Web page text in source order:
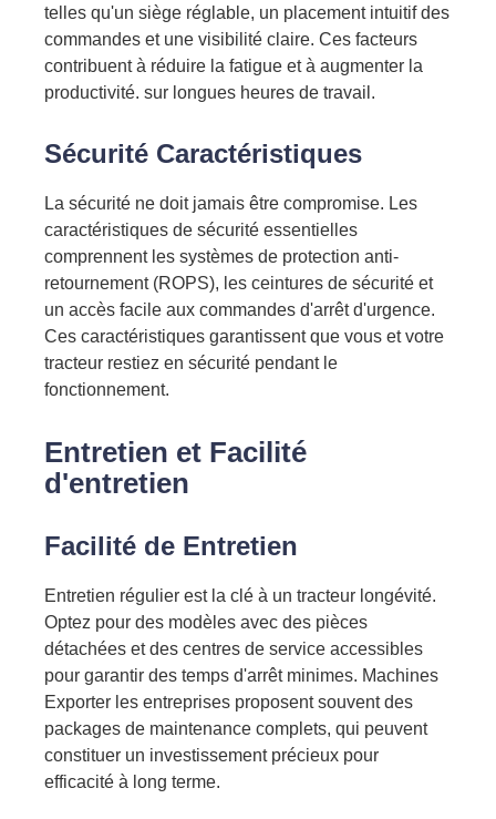
telles qu'un siège réglable, un placement intuitif des
commandes et une visibilité claire. Ces facteurs
contribuent à réduire la fatigue et à augmenter la
productivité. sur longues heures de travail.
Sécurité Caractéristiques
La sécurité ne doit jamais être compromise. Les
caractéristiques de sécurité essentielles
comprennent les systèmes de protection anti-
retournement (ROPS), les ceintures de sécurité et
un accès facile aux commandes d'arrêt d'urgence.
Ces caractéristiques garantissentque vous et votre
tracteur restiez en sécurité pendant le
fonctionnement.
Entretien et Facilité
d'entretien
Facilité de Entretien
Entretien régulier est la clé à un tracteur longévité.
Optez pour des modèles avec des pièces
détachées et des centres de service accessibles
pour garantir des temps d'arrêt minimes. Machines
Exporter les entreprises proposent souvent des
packages de maintenance complets, qui peuvent
constituer un investissement précieux pour
efficacité à long terme.